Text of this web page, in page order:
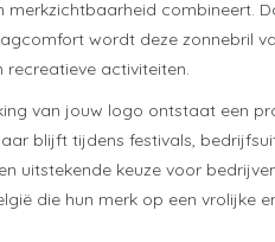
merkzichtbaarheid combineert.
wordt deze zonnebril
recreatieve activiteiten.
van jouw logo ontstaat een
blijft tijdens festivals,
uitstekende keuze voor
die hun merk op een vrolijke